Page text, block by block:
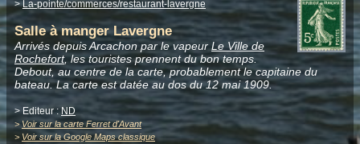
>La-pointe/commerces/restaurant-lavergne
Salle à manger Lavergne
Arrivés depuis Arcachon par le vapeurLe Ville de
Rochefort, les touristes prennent du bon temps.
Debout, au centre de la carte, probablement le capitaine du
bateau. La carte est datée au dos du 12 mai 1909.
> Editeur : ND
> Voir sur la carte Ferret d'Avant
> Voir sur la Google Maps classique